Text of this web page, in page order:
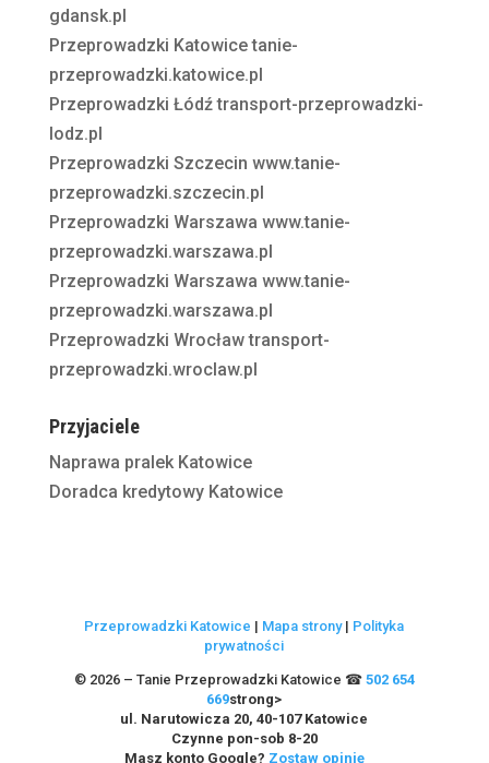
gdansk.pl
Przeprowadzki Katowicetanie-
przeprowadzki.katowice.pl
Przeprowadzki Łódźtransport-przeprowadzki-
lodz.pl
Przeprowadzki Szczecin www.tanie-
przeprowadzki.szczecin.pl
Przeprowadzki Warszawa www.tanie-
przeprowadzki.warszawa.pl
Przeprowadzki Warszawa www.tanie-
przeprowadzki.warszawa.pl
Przeprowadzki Wrocławtransport-
przeprowadzki.wroclaw.pl
Przyjaciele
Naprawa pralek Katowice
Doradca kredytowy Katowice
Przeprowadzki Katowice | Mapa strony| Polityka
prywatności
© 2026 – Tanie Przeprowadzki Katowice ☎ 502 654
669strong>
ul. Narutowicza 20, 40-107 Katowice
Czynne pon-sob 8-20
Masz konto Google? Zostaw opinię